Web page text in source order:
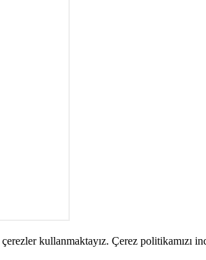
kullanmaktayız. Çerez politikamızı